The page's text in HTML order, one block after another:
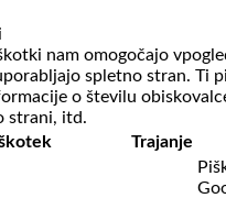
nam omogočajo
spletno stran. Ti
o številu
strani, itd.
Trajanje